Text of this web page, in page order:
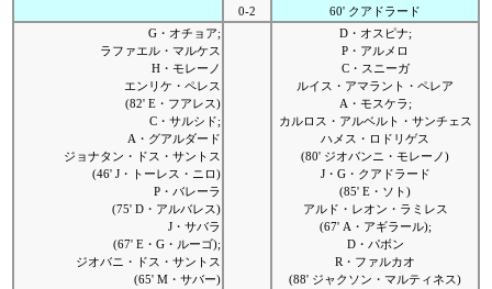
0-2
60' クアドラード
G・オチョア;
ラファエル・マルケス
H・モレーノ
エンリケ・ペレス
(82' E・フアレス)
C・サルシド;
A・グアルダード
ジョナタン・ドス・サントス
(46' J・トーレス・ニロ)
P・バレーラ
(75' D・アルバレス)
J・サバラ
(67' E・G・ルーゴ);
ジオバニ・ドス・サントス
(65' M・サバー)
D・オスピナ;
P・アルメロ
C・スニーガ
ルイス・アマラント・ペレア
A・モスケラ;
カルロス・アルベルト・サンチェス
ハメス・ロドリゲス
(80' ジオバンニ・モレーノ)
J・G・クアドラード
(85' E・ソト)
アルド・レオン・ラミレス
(67' A・アギラール);
D・パボン
R・ファルカオ
(88' ジャクソン・マルティネス)